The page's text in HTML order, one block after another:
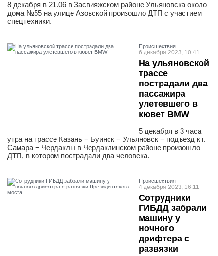
8 декабря в 21.06 в Засвияжском районе Ульяновска около
дома №55 на улице Азовской произошло ДТП с участием
спецтехники.
Проиcшествия
6 декабря 2023, 10:41
На ульяновской
трассе
пострадали два
пассажира
улетевшего в
кювет BMW
5 декабря в 3 часа
утра на трассе Казань − Буинск − Ульяновск − подъезд к г.
Самара − Чердаклы в Чердаклинском районе произошло
ДТП, в котором пострадали два человека.
Проиcшествия
4 декабря 2023, 16:11
Сотрудники
ГИБДД забрали
машину у
ночного
дрифтера с
развязки